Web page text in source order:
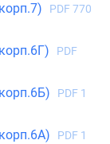
PDF 770
PDF
PDF 1
PDF 1